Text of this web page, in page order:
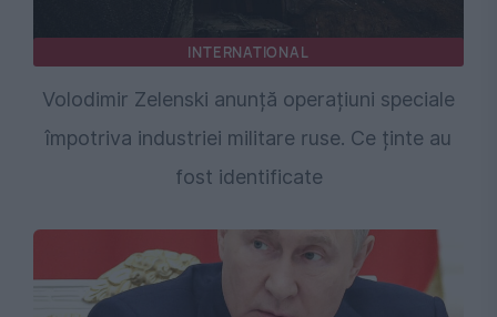
INTERNATIONAL
Volodimir Zelenski anunță operațiuni speciale
împotriva industriei militare ruse. Ce ținte au
fost identificate